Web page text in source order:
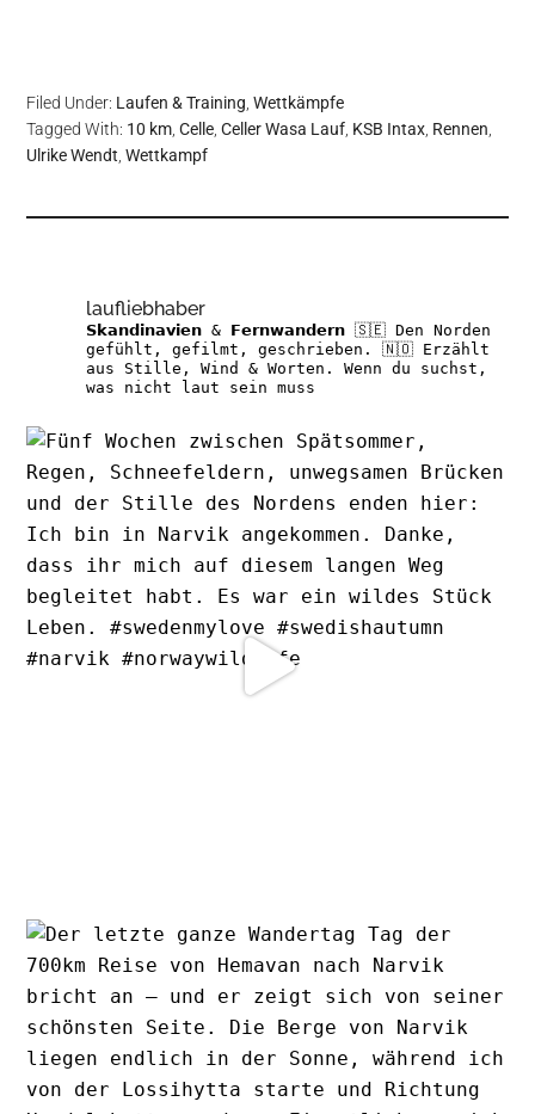
Filed Under: Laufen & Training ,Wettkämpfe
Tagged With: 10 km ,Celle ,Celler Wasa Lauf KSB Intax Rennen
Ulrike Wendt ,Wettkampf
laufliebhaber
𝗦𝗸𝗮𝗻𝗱𝗶𝗻𝗮𝘃𝗶𝗲𝗻 & 𝗙𝗲𝗿𝗻𝘄𝗮𝗻𝗱𝗲𝗿𝗻 🇸🇪 Den Norden
gefühlt, gefilmt, geschrieben.
🇳🇴 Erzählt
aus Stille, Wind & Worten.
Wenn du suchst,
was nicht laut sein muss